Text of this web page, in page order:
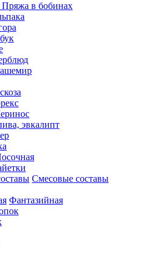
Пряжа в бобинах
эвкалипт
Смесовые составы
Фантазийная